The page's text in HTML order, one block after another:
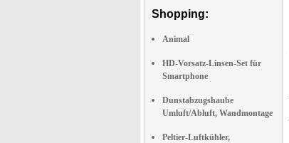
Shopping:
Animal
HD-Vorsatz-Linsen-Set für
Smartphone
Dunstabzugshaube
Umluft/Abluft, Wandmontage
Peltier-Luftkühler,